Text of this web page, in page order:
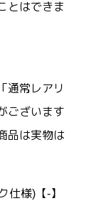
とはできま
通常レアリ
ございます
品は実物は
仕様)【-】